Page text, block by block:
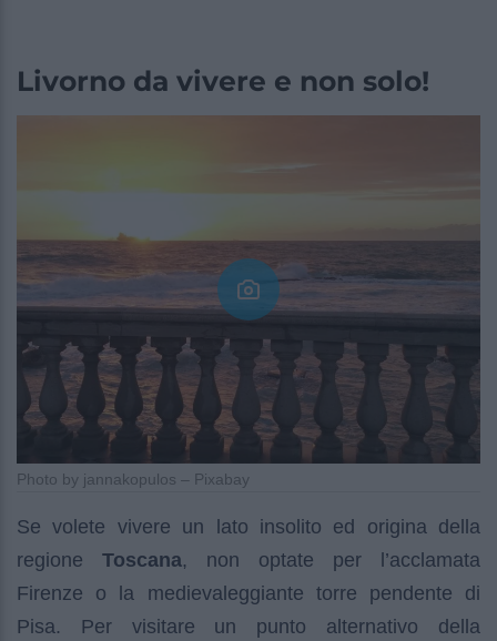
Livorno da vivere e non solo!
Photo by jannakopulos – Pixabay
Se volete vivere un lato insolito ed origina della
regione Toscana, non optate per l’acclamata
Firenze o la medievaleggiante torre pendente di
Pisa. Per visitare un punto alternativo della